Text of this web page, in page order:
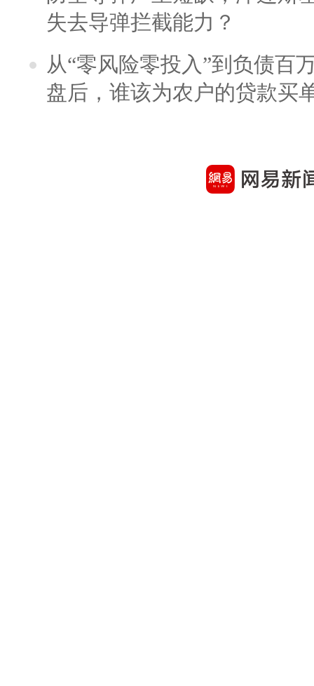
失去导弹拦截能力？
从“零风险零投入”到负债百
盘后，谁该为农户的贷款买